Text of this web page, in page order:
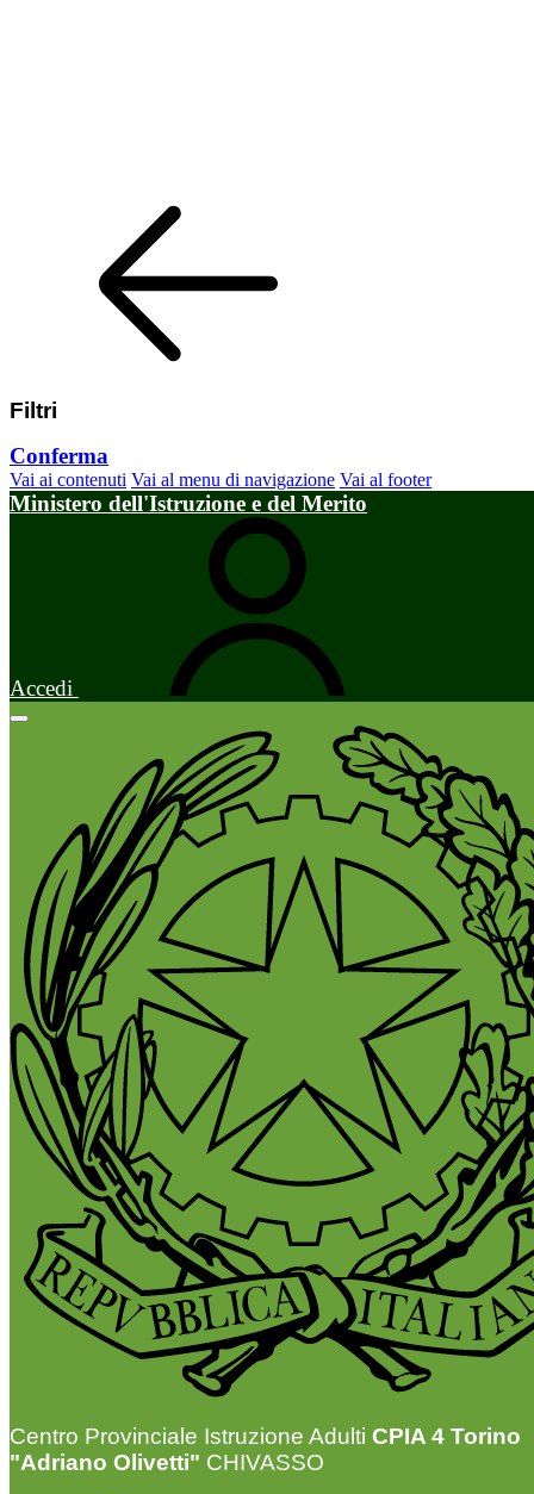
Filtri
Conferma
Vai ai contenuti Vai al menu di navigazione Vai al footer
Ministero dell'Istruzione e del Merito
Accedi
Centro Provinciale Istruzione Adulti CPIA 4 Torino
"Adriano Olivetti" CHIVASSO